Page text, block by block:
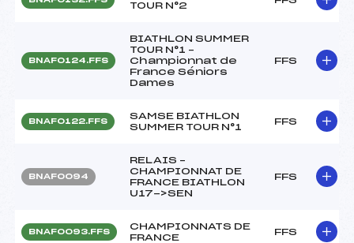
TOUR N°2
BNAF0124.FFS
BIATHLON SUMMER
TOUR N°1 –
Championnat de
France Séniors
Dames
FFS
BNAF0122.FFS
SAMSE BIATHLON
SUMMER TOUR N°1
FFS
BNAF0094
RELAIS –
CHAMPIONNAT DE
FRANCE BIATHLON
U17->SEN
FFS
BNAF0093.FFS
CHAMPIONNATS DE
FRANCE
FFS